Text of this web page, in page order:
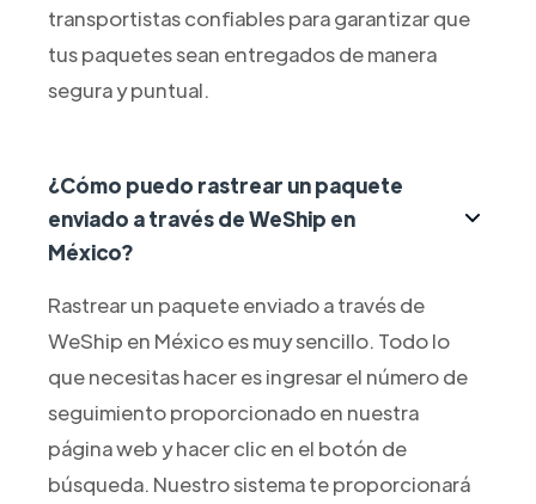
transportistas confiables para garantizar que
tus paquetes sean entregados de manera
segura y puntual.
¿Cómo puedo rastrear un paquete
enviado a través de WeShip en
México?
Rastrear un paquete enviado a través de
WeShip en México es muy sencillo. Todo lo
que necesitas hacer es ingresar el número de
seguimiento proporcionado en nuestra
página web y hacer clic en el botón de
búsqueda. Nuestro sistema te proporcionará